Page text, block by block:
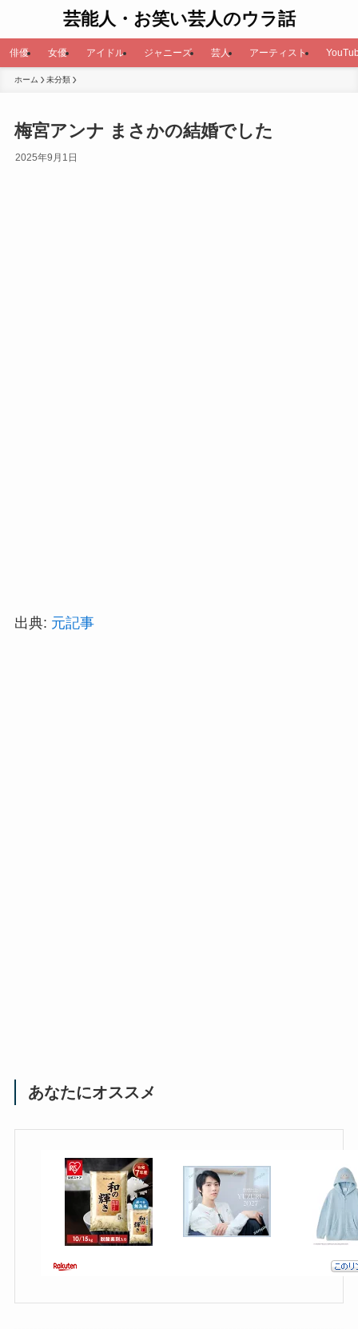
芸能人・お笑い芸人のウラ話
俳優 女優 アイドル ジャニーズ 芸人 アーティスト
ホーム 未分類
梅宮アンナ まさかの結婚でした
2025年9月1日
出典: 元記事
あなたにオススメ